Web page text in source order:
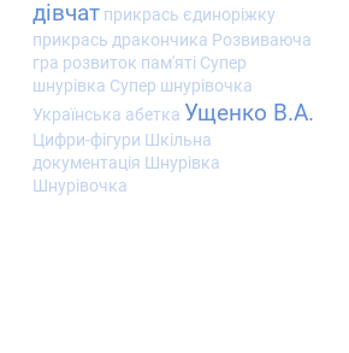
дівчат прикрась єдиноріжку
прикрась дракончика Розвиваюча
гра розвиток пам'яті Супер
шнурівка Супер шнурівочка
Українська абетка Ущенко В.А.
Цифри-фігури Шкільна
документація Шнурівка
Шнурівочка